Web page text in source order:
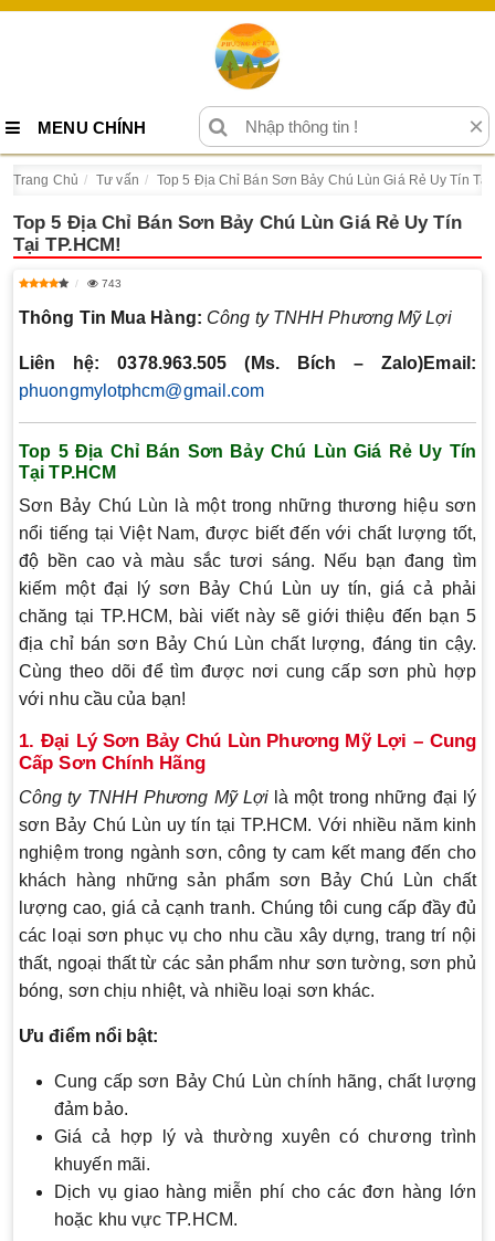
MENU CHÍNH ×
Trang Chủ Tư vấn Top 5 Địa Chỉ Bán Sơn Bảy Chú Lùn Giá Rẻ Uy Tín Tại
Top 5 Địa Chỉ Bán Sơn Bảy Chú Lùn Giá Rẻ Uy Tín
Tại TP.HCM!
743
Thông Tin Mua Hàng: Công ty TNHH Phương Mỹ Lợi
Liên hệ: 0378.963.505 (Ms. Bích – Zalo)Email:
phuongmylotphcm@gmail.com
Top 5 Địa Chỉ Bán Sơn Bảy Chú Lùn Giá Rẻ Uy Tín
Tại TP.HCM
Sơn Bảy Chú Lùn là một trong những thương hiệu sơn
nổi tiếng tại Việt Nam, được biết đến với chất lượng tốt,
độ bền cao và màu sắc tươi sáng. Nếu bạn đang tìm
kiếm một đại lý sơn Bảy Chú Lùn uy tín, giá cả phải
chăng tại TP.HCM, bài viết này sẽ giới thiệu đến bạn 5
địa chỉ bán sơn Bảy Chú Lùn chất lượng, đáng tin cậy.
Cùng theo dõi để tìm được nơi cung cấp sơn phù hợp
với nhu cầu của bạn!
1. Đại Lý Sơn Bảy Chú Lùn Phương Mỹ Lợi – Cung
Cấp Sơn Chính Hãng
Công ty TNHH Phương Mỹ Lợi là một trong những đại lý
sơn Bảy Chú Lùn uy tín tại TP.HCM. Với nhiều năm kinh
nghiệm trong ngành sơn, công ty cam kết mang đến cho
khách hàng những sản phẩm sơn Bảy Chú Lùn chất
lượng cao, giá cả cạnh tranh. Chúng tôi cung cấp đầy đủ
các loại sơn phục vụ cho nhu cầu xây dựng, trang trí nội
thất, ngoại thất từ các sản phẩm như sơn tường, sơn phủ
bóng, sơn chịu nhiệt, và nhiều loại sơn khác.
Ưu điểm nổi bật:
Cung cấp sơn Bảy Chú Lùn chính hãng, chất lượng
đảm bảo.
Giá cả hợp lý và thường xuyên có chương trình
khuyến mãi.
Dịch vụ giao hàng miễn phí cho các đơn hàng lớn
hoặc khu vực TP.HCM.